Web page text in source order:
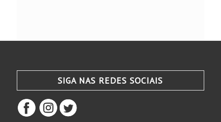
SIGA NAS REDES SOCIAIS